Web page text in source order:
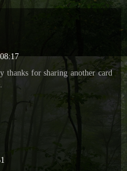
thanks for sharing another card